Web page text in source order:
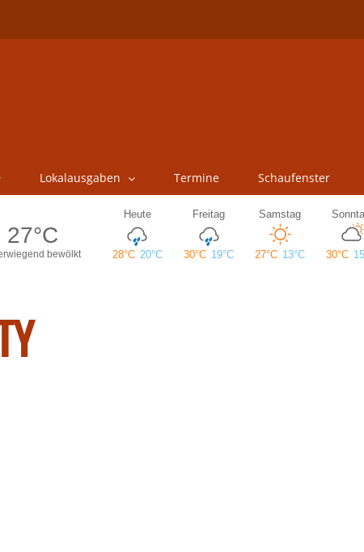
Lokalausgaben Termine Schaufenster